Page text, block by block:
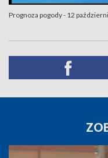
Prognoza pogody - 12